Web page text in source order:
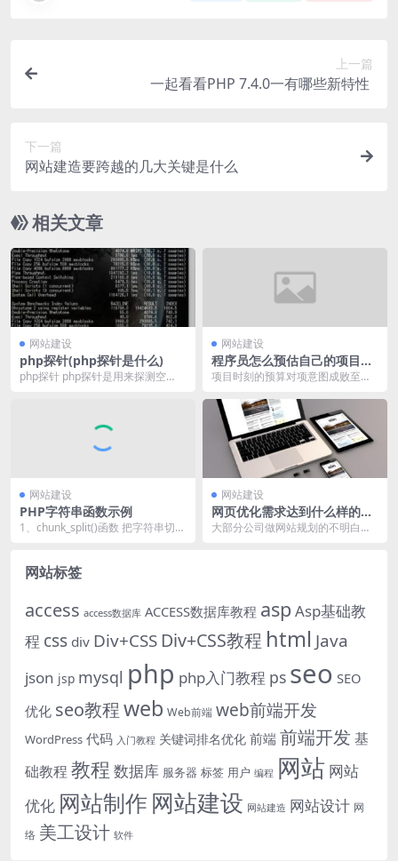
上一篇
一起看看PHP 7.4.0一有哪些新特性 ​
下一篇
网站建造要跨越的几大关键是什么
相关文章
网站建设
php探针(php探针是什么)
php探针 php探针是用来探测空
网站建设
程序员怎么预估自己的项目开
发时刻？
项目时刻的预算对项意图成败至关
时完成所需的各个进程...
网站建设
PHP字符串函数示例
1、chunk_split()函数 把字符串切割
网站建设
网页优化需求达到什么样的规
范
大部分公司做网站规划的不明白搜
网站标签
access access数据库 ACCESS数据库教程 asp Asp基础教
程 css div Div+CSS Div+CSS教程 html Java
json jsp mysql php php入门教程 ps seo SEO
优化 seo教程web Web前端 web前端开发
WordPress 代码 入门教程 关键词排名优化 前端 前端开发 基
础教程 教程 数据库 服务器 标签 用户 编程 网站 网站
优化 网站制作 网站建设 网站建造 网站设计 网
络 美工设计 软件